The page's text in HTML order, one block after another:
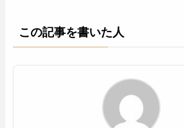
この記事を書いた人